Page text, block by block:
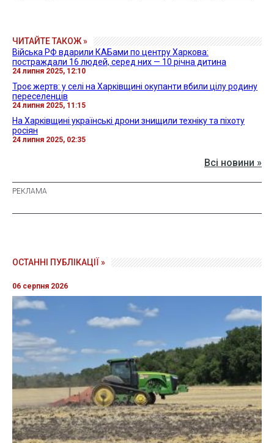
ЧИТАЙТЕ ТАКОЖ »
Війська РФ вдарили КАБами по центру Харкова:
постраждали 16 людей, серед них — 10 річна дитина
24 липня 2025, 12:10
Троє жертв: у селі на Харківщині окупанти вбили цілу родину
переселенців
24 липня 2025, 11:15
На Харківщині українські дрони знищили техніку та піхоту
росіян
24 липня 2025, 02:35
Всі новини »
ОСТАННІ ПУБЛІКАЦІЇ »
06 серпня 2026